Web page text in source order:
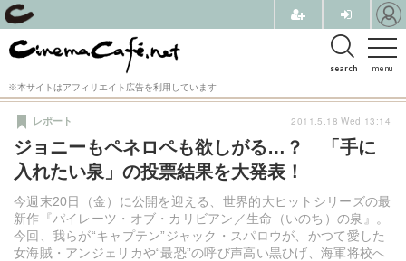
menu
search
※本サイトはアフィリエイト広告を利用しています
ジョニーもペネロペも欲しがる…？ 「手に
入れたい泉」の投票結果を大発表！
今週末20日（金）に公開を迎える、世界的大ヒットシリーズの最
新作『パイレーツ・オブ・カリビアン／生命（いのち）の泉』。
今回、我らが“キャプテン”ジャック・スパロウが、かつて愛した
女海賊・アンジェリカや“最恐”の呼び声高い黒ひげ、海軍将校へ
レポート 2011.5.18 Wed 13:14